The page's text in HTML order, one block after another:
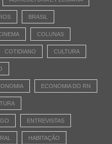
BRASIL
COLUNAS
COTIDIANO CULTURA
ECONOMIA DO RN
ENTREVISTAS
HABITAÇÃO